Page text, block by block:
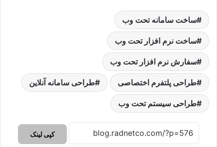
ساخت سامانه تحت وب
ساخت نرم افزار تحت وب
سفارش نرم افزار تحت وب
طراحی پلتفرم اختصاصی طراحی سامانه آنلاین
طراحی سیستم تحت وب
کپی لینک